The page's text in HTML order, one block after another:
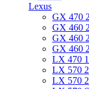
Lexus
GX 470
GX 460
GX 460
GX 460
LX 470
LX 570
LX 570